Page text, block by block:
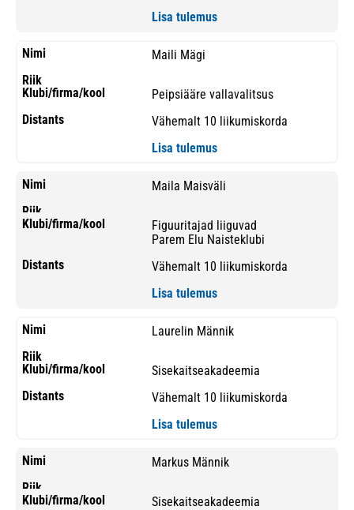
Lisa tulemus
Maili Mägi
Peipsiääre vallavalitsus
Vähemalt 10 liikumiskorda
Lisa tulemus
Maila Maisväli
Figuuritajad liiguvad
Parem Elu Naisteklubi
Vähemalt 10 liikumiskorda
Lisa tulemus
Laurelin Männik
Sisekaitseakadeemia
Vähemalt 10 liikumiskorda
Lisa tulemus
Markus Männik
Sisekaitseakadeemia